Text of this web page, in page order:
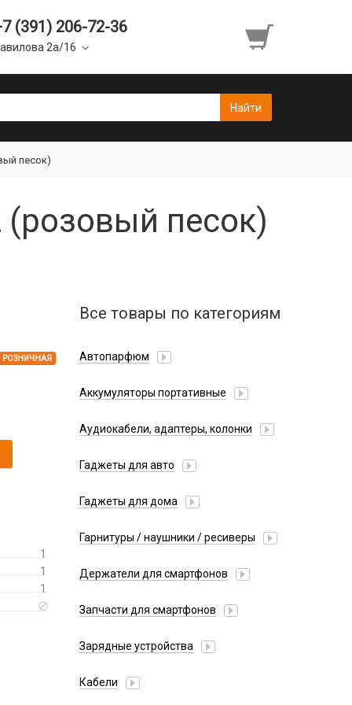
(391) 206-72-36
2а/16
песок)
(розовый песок)
РОЗНИЧНАЯ
1
1
1
Все товары по категориям
Автопарфюм
Аккумуляторы портативные
Аудиокабели, адаптеры, колонки
Аудиокабель
Колонки беспроводные
Гаджеты для авто
Парковочные автовизитки
Гаджеты для дома
Разное
Гарнитуры / наушники / ресиверы
Гарнитуры Bluetooth
Проводные USB-C
Ресиверы
Держатели для смартфонов
Липперы
Спортивные
Запчасти для смартфонов
Антенны
Динамики, Вибро
Зарядные устройства
АЗУ + FM-модулятор
Кабели